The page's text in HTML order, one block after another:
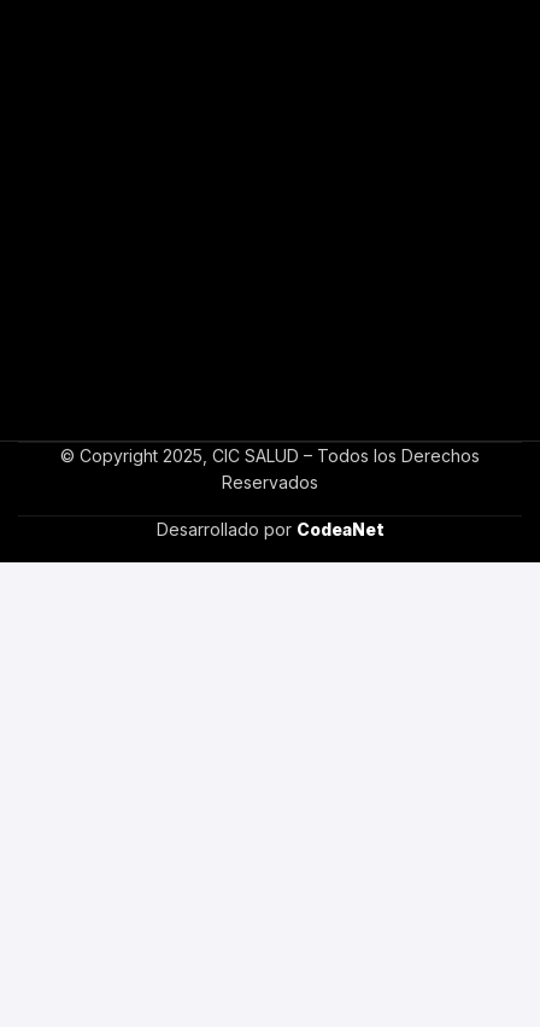
© Copyright 2025, CIC SALUD – Todos los Derechos
Reservados
Desarrollado por CodeaNet